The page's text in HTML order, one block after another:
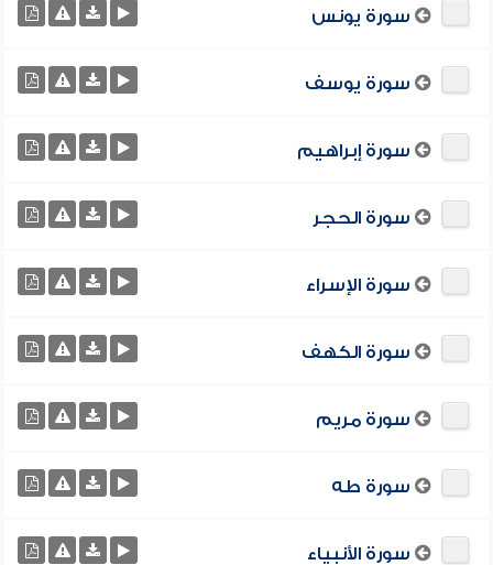
سورة يونس
سورة يوسف
سورة إبراهيم
سورة الحجر
سورة الإسراء
سورة الكهف
سورة مريم
سورة طه
سورة الأنبياء